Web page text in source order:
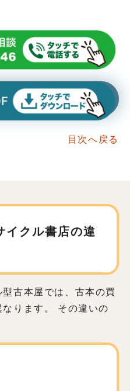
目次へ戻る
イクル書店の違
古本屋では、古本の買
ります。 その違いの